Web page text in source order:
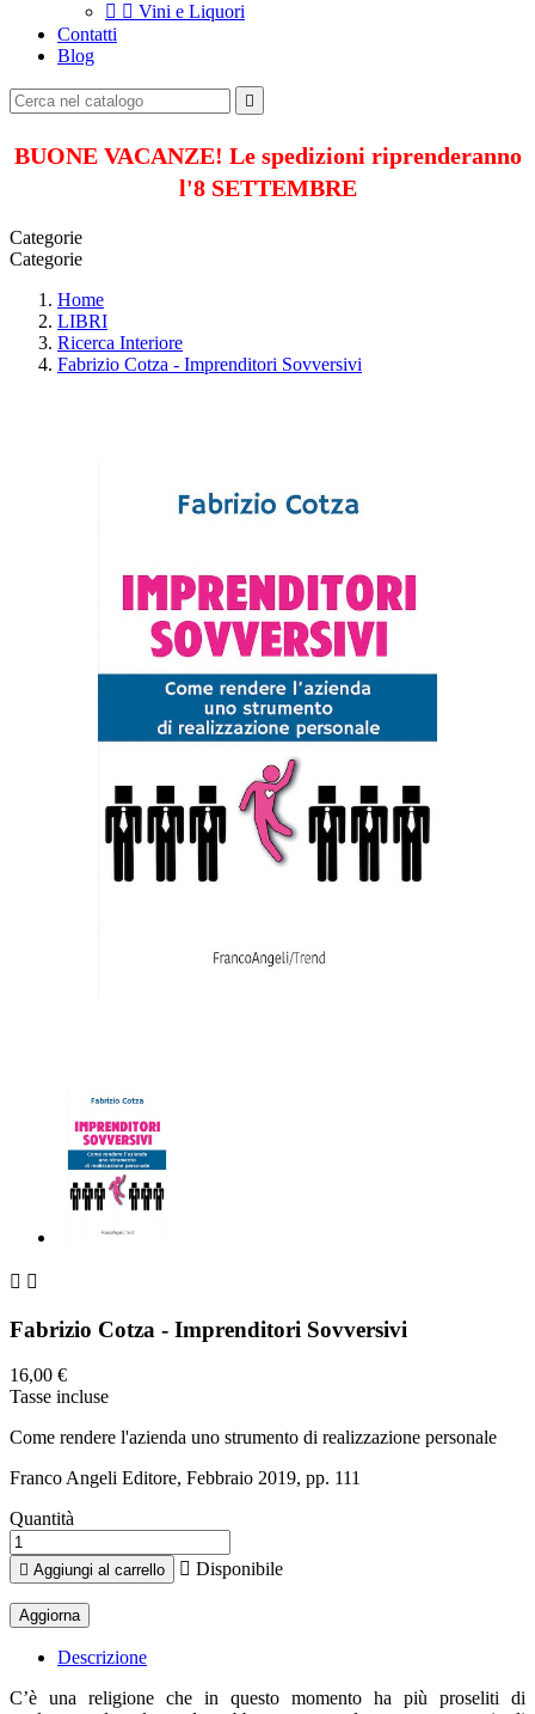
  Vini e Liquori
Contatti
Blog

BUONE VACANZE! Le spedizioni riprenderanno
l'8 SETTEMBRE
Categorie
Categorie
Home
LIBRI
Ricerca Interiore
Fabrizio Cotza - Imprenditori Sovversivi
 
Fabrizio Cotza - Imprenditori Sovversivi
16,00 €
Tasse incluse
Come rendere l'azienda uno strumento di realizzazione personale
Franco Angeli Editore, Febbraio 2019, pp. 111
Quantità
 Aggiungi al carrello  Disponibile
Descrizione
C’è una religione che in questo momento ha più proseliti di